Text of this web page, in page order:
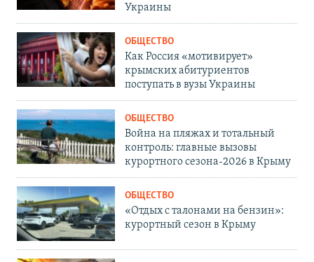
Украины
ОБЩЕСТВО
Как Россия «мотивирует»
крымских абитуриентов
поступать в вузы Украины
ОБЩЕСТВО
Война на пляжах и тотальный
контроль: главные вызовы
курортного сезона-2026 в Крыму
ОБЩЕСТВО
«Отдых с талонами на бензин»:
курортный сезон в Крыму